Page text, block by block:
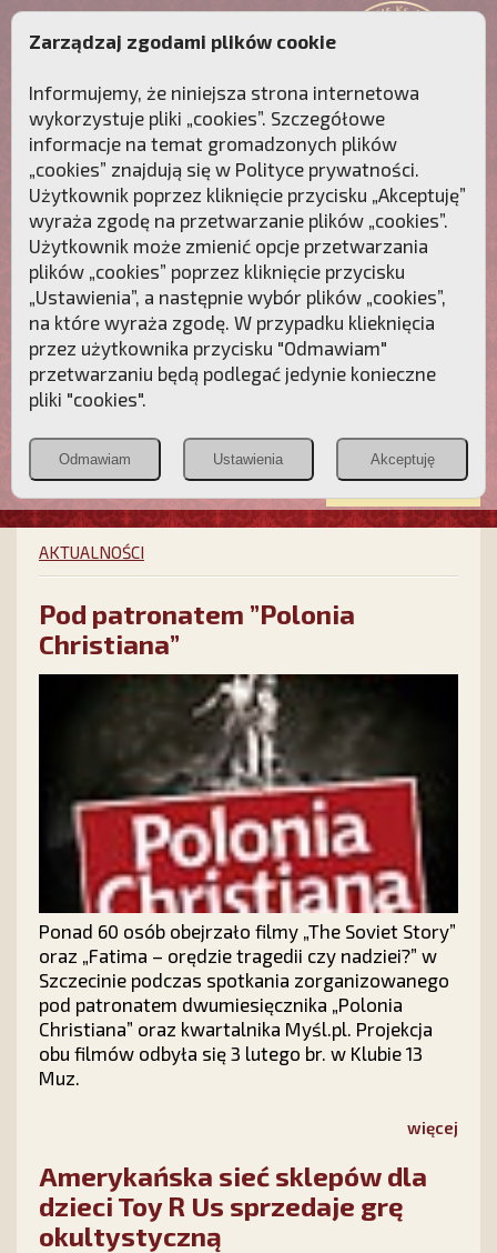
Przebudźmy sumienia Polaków!
Polonia
Christiana
PCh24.pl
Przymierze
POZNAJ APOSTOLAT FATIMY WESPRZYJ
NAS
AKTUALNOŚCI
Pod patronatem ”Polonia
Christiana”
Ponad 60 osób obejrzało filmy „The Soviet Story”
oraz „Fatima – orędzie tragedii czy nadziei?” w
Szczecinie podczas spotkania zorganizowanego
pod patronatem dwumiesięcznika „Polonia
Christiana” oraz kwartalnika Myśl.pl. Projekcja
obu filmów odbyła się 3 lutego br. w Klubie 13
Muz.
więcej
Amerykańska sieć sklepów dla
dzieci Toy R Us sprzedaje grę
okultystyczną
Zarządzaj zgodami plików cookie
Informujemy, że niniejsza strona internetowa
wykorzystuje pliki „cookies”. Szczegółowe
informacje na temat gromadzonych plików
„cookies” znajdują się w Polityce prywatności.
Użytkownik poprzez kliknięcie przycisku „Akceptuję”
wyraża zgodę na przetwarzanie plików „cookies”.
Użytkownik może zmienić opcje przetwarzania
plików „cookies” poprzez kliknięcie przycisku
„Ustawienia”, a następnie wybór plików „cookies”,
na które wyraża zgodę. W przypadku klieknięcia
przez użytkownika przycisku "Odmawiam"
przetwarzaniu będą podlegać jedynie konieczne
pliki "cookies".
Odmawiam Ustawienia Akceptuję